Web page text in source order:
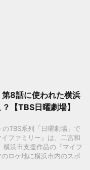
第8話に使われた横浜
【TBS日曜劇場】
TBS系列「日曜劇場」で
ファミリー』は、二宮和
浜市支援作品の『マイフ
ロケ地に横浜市内のスポ